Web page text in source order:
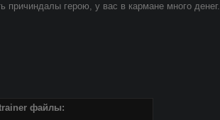
причиндалы герою, у вас в кармане много денег.
trainer файлы: